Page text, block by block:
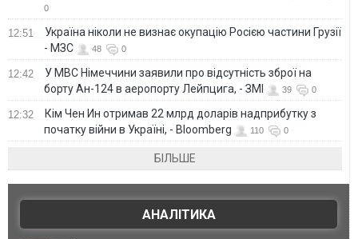
0
12:51
Україна ніколи не визнає окупацію Росією частини Грузії
- МЗС
48 0
12:42
У МВС Німеччини заявили про відсутність зброї на
борту Ан-124 в аеропорту Лейпцига, - ЗМІ
39 0
12:32
Кім Чен Ин отримав 22 млрд доларів надприбутку з
початку війни в Україні, - Bloomberg
110 0
БІЛЬШЕ
АНАЛІТИКА